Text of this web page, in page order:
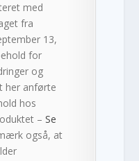
med
fra
13,
for
og
her anførte
hos
–Se
også, at